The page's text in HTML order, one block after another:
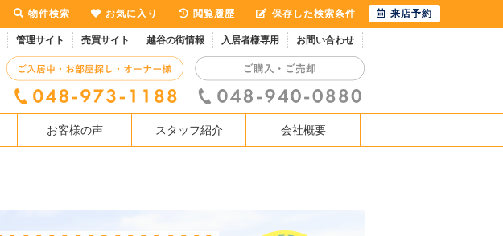
管理サイト 売買サイト 越谷の街情報 入居者様専用 お問い合わせ
お客様の声 スタッフ紹介 会社概要
物件検索 お気に入り 閲覧履歴 保存した検索条件 来店予約